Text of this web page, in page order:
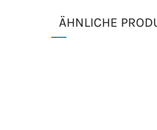
ÄHNLICHE